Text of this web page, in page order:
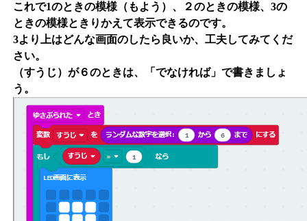
これで1のときの模様（もよう）、２のときの模様、3の
ときの模様ときりかえて表示できるのです。
3より上はどんな画面のしたら良いか、工夫してみてくだ
さい。
（すうじ）が６のときは、「でなければ」で書きましょ
う。